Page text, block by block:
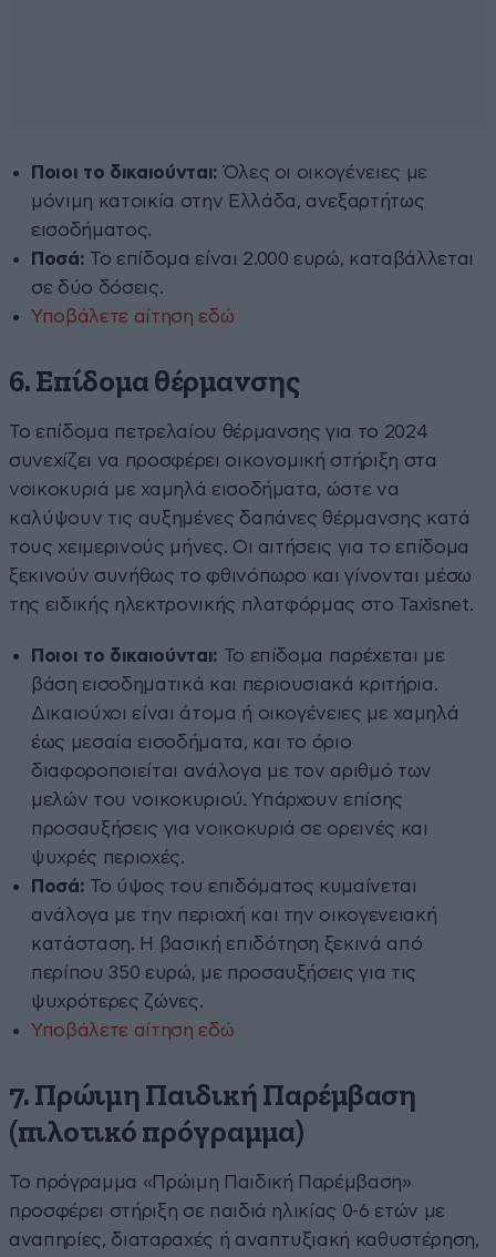
Ποιοι το δικαιούνται: Όλες οι οικογένειες με
μόνιμη κατοικία στην Ελλάδα, ανεξαρτήτως
εισοδήματος.
Ποσά: Το επίδομα είναι 2.000 ευρώ, καταβάλλεται
σε δύο δόσεις.
Υποβάλετε αίτηση εδώ
6. Επίδομα θέρμανσης
Το επίδομα πετρελαίου θέρμανσης για το 2024
συνεχίζει να προσφέρει οικονομική στήριξη στα
νοικοκυριά με χαμηλά εισοδήματα, ώστε να
καλύψουν τις αυξημένες δαπάνες θέρμανσης κατά
τους χειμερινούς μήνες. Οι αιτήσεις για το επίδομα
ξεκινούν συνήθως το φθινόπωρο και γίνονται μέσω
της ειδικής ηλεκτρονικής πλατφόρμας στο Taxisnet.
Ποιοι το δικαιούνται: Το επίδομα παρέχεται με
βάση εισοδηματικά και περιουσιακά κριτήρια.
Δικαιούχοι είναι άτομα ή οικογένειες με χαμηλά
έως μεσαία εισοδήματα, και το όριο
διαφοροποιείται ανάλογα με τον αριθμό των
μελών του νοικοκυριού. Υπάρχουν επίσης
προσαυξήσεις για νοικοκυριά σε ορεινές και
ψυχρές περιοχές.
Ποσά: Το ύψος του επιδόματος κυμαίνεται
ανάλογα με την περιοχή και την οικογενειακή
κατάσταση. Η βασική επιδότηση ξεκινά από
περίπου 350 ευρώ, με προσαυξήσεις για τις
ψυχρότερες ζώνες.
Υποβάλετε αίτηση εδώ
7. Πρώιμη Παιδική Παρέμβαση
(πιλοτικό πρόγραμμα)
Το πρόγραμμα «Πρώιμη Παιδική Παρέμβαση»
προσφέρει στήριξη σε παιδιά ηλικίας 0-6 ετών με
αναπηρίες, διαταραχές ή αναπτυξιακή καθυστέρηση,